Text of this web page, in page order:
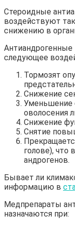
Стероидные
воздействуют
снижению в
следующее
Тормозят
Снижение
Уменьшение
оволосения
Снижение
Снятие
голове),
андрогенов.
Бывает ли
информацию в
Медпрепараты
назначаются при: